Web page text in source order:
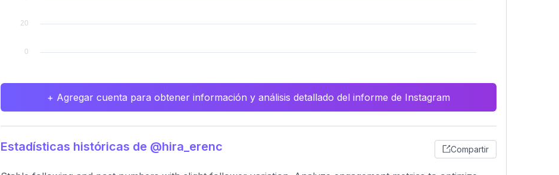
+ Agregar cuenta para obtener información y análisis detallado del informe de Instagram
Estadísticas históricas de @hira_erenc Compartir